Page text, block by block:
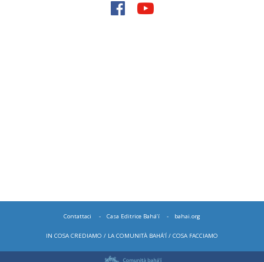
Contattaci Casa Editrice Bahá’í bahai.org
IN COSA CREDIAMO LA COMUNITÀ BAHÁ’Í COSA FACCIAMO